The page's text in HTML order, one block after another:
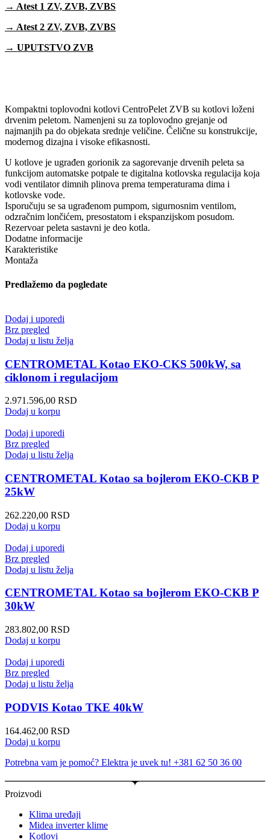
→ Atest 1 ZV, ZVB, ZVBS
→ Atest 2 ZV, ZVB, ZVBS
→ UPUTSTVO ZVB
Kompaktni toplovodni kotlovi CentroPelet ZVB su kotlovi loženi
drvenim peletom. Namenjeni su za toplovodno grejanje od
najmanjih pa do objekata srednje veličine. Čelične su konstrukcije,
modernog dizajna i visoke efikasnosti.
U kotlove je ugrađen gorionik za sagorevanje drvenih peleta sa
funkcijom automatske potpale te digitalna kotlovska regulacija koja
vodi ventilator dimnih plinova prema temperaturama dima i
kotlovske vode.
Isporučuju se sa ugrađenom pumpom, sigurnosnim ventilom,
odzračnim lončićem, presostatom i ekspanzijskom posudom.
Rezervoar peleta sastavni je deo kotla.
Dodatne informacije
Karakteristike
Montaža
Predlažemo da pogledate
Dodaj i uporedi
Brz pregled
Dodaj u listu želja
CENTROMETAL Kotao EKO-CKS 500kW, sa
ciklonom i regulacijom
2.971.596,00 RSD
Dodaj u korpu
Dodaj i uporedi
Brz pregled
Dodaj u listu želja
CENTROMETAL Kotao sa bojlerom EKO-CKB P
25kW
262.220,00 RSD
Dodaj u korpu
Dodaj i uporedi
Brz pregled
Dodaj u listu želja
CENTROMETAL Kotao sa bojlerom EKO-CKB P
30kW
283.802,00 RSD
Dodaj u korpu
Dodaj i uporedi
Brz pregled
Dodaj u listu želja
PODVIS Kotao TKE 40kW
164.462,00 RSD
Dodaj u korpu
Potrebna vam je pomoć? Elektra je uvek tu! +381 62 50 36 00
Proizvodi
Klima uređaji
Midea inverter klime
Kotlovi